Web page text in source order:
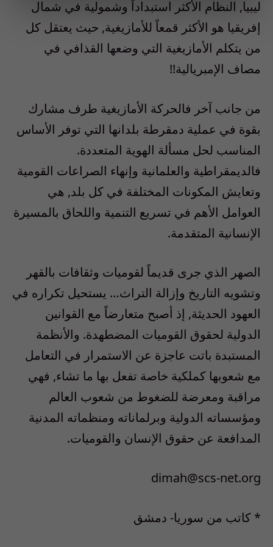
ليبيا, النظام الأكثر استبداداً وشمولية في شمال
إفريقيا هو الأكثر قمعاً للأمازيغية, حيث يعتقل كل
من يتكلم الأمازيغية التي وضعها القذافي في
مصاف الإمبريالية!!
من جانب آخر فالحركة الأمازيغية طرف مشارك
بقوة في عملية دمقرطة بلدانها التي توفر الأساس
المناسب لحل مسألة الهوية المتعددة.
فالديمقراطية والعلمانية وإنهاء الصراعات القومية
وتعايش المكونات المختلفة في كل بلد, هي
العوامل الأهم في تسريع التنمية واللحاق بالمسيرة
الإنسانية المتقدمة.
الصهر الذي جرى قديماً لقوميات وثقافات بالقهر
وتشويه التاريخ وإزالة التراث… يستحيل تكراره في
العهود الحديثة, إذ أصبح متعارضاً مع القوانين
الدولية لحقوق القوميات المضطهدة. والأنظمة
المستبدة باتت عاجزة عن الاستمرار في التعامل
مع شعوبها كملكية خاصة تفعل بها ما تشاء, فهي
مراقبة ومعرضة للضغوط من شعوب العالم
ومؤسساته الدولية وبرلماناته ومنظماته المدنية
المدافعة عن حقوق الإنسان والقوميات.
dimah@scs-net.org
* كاتب من سوريا- دمشق